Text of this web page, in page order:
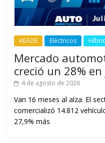
AEADE Eléctricos
Mercado
creció un 28%
4 de agosto de 2026
Van 16 meses al alza. El
comercializó 14.812
27,9% más